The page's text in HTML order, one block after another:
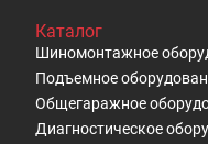
Каталог
Шиномонтажное
Подъемное
Общегаражное
Диагностическое